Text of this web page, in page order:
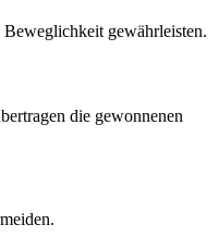
Beweglichkeit gewährleisten.
die gewonnenen